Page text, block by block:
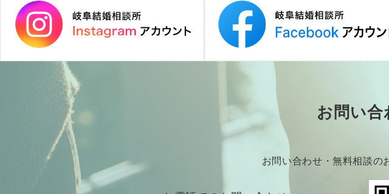
お問い合
お問い合わせ・無料相談の